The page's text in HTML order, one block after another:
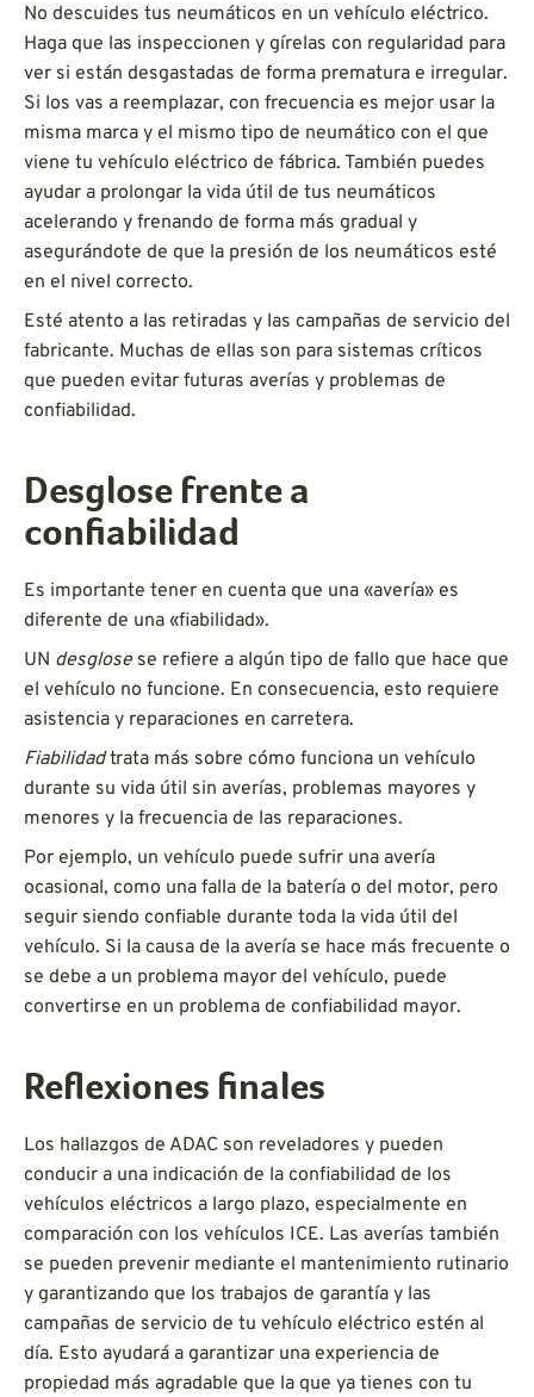
No descuides tus neumáticos en un vehículo eléctrico.
Haga que las inspeccionen y gírelas con regularidad para
ver si están desgastadas de forma prematura e irregular.
Si los vas a reemplazar, con frecuencia es mejor usar la
misma marca y el mismo tipo de neumático con el que
viene tu vehículo eléctrico de fábrica. También puedes
ayudar a prolongar la vida útil de tus neumáticos
acelerando y frenando de forma más gradual y
asegurándote de que la presión de los neumáticos esté
en el nivel correcto.
Esté atento a las retiradas y las campañas de servicio del
fabricante. Muchas de ellas son para sistemas críticos
que pueden evitar futuras averías y problemas de
confiabilidad.
Desglose frente a
confiabilidad
Es importante tener en cuenta que una «avería» es
diferente de una «fiabilidad».
UN desglosese refiere a algún tipo de fallo que hace que
el vehículo no funcione. En consecuencia, esto requiere
asistencia y reparaciones en carretera.
Fiabilidadtrata más sobre cómo funciona un vehículo
durante su vida útil sin averías, problemas mayores y
menores y la frecuencia de las reparaciones.
Por ejemplo, un vehículo puede sufrir una avería
ocasional, como una falla de la batería o del motor, pero
seguir siendo confiable durante toda la vida útil del
vehículo. Si la causa de la avería se hace más frecuente o
se debe a un problema mayor del vehículo, puede
convertirse en un problema de confiabilidad mayor.
Reflexiones finales
Los hallazgos de ADAC son reveladores y pueden
conducir a una indicación de la confiabilidad de los
vehículos eléctricos a largo plazo, especialmente en
comparación con los vehículos ICE. Las averías también
se pueden prevenir mediante el mantenimiento rutinario
y garantizando que los trabajos de garantía y las
campañas de servicio de tu vehículo eléctrico estén al
día. Esto ayudará a garantizar una experiencia de
propiedad más agradable que la que ya tienes con tu